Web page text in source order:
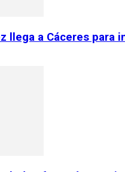
llega a Cáceres para